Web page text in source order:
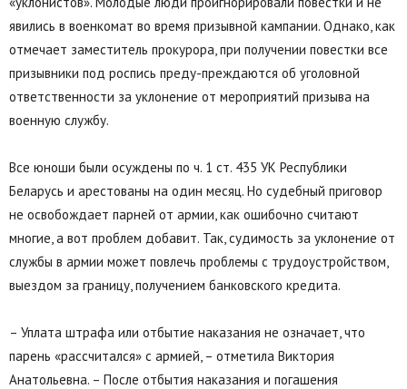
явились в военкомат во время призывной кампании. Однако, как
отмечает заместитель прокурора, при получении повестки все
призывники под роспись преду-преждаются об уголовной
ответственности за уклонение от мероприятий призыва на
военную службу.
Все юноши были осуждены по ч. 1 ст. 435 УК Республики
Беларусь и арестованы на один месяц. Но судебный приговор
не освобождает парней от армии, как ошибочно считают
многие, а вот проблем добавит. Так, судимость за уклонение от
службы в армии может повлечь проблемы с трудоустройством,
выездом за границу, получением банковского кредита.
– Уплата штрафа или отбытие наказания не означает, что
парень «рассчитался» с армией, – отметила Виктория
Анатольевна. – После отбытия наказания и погашения